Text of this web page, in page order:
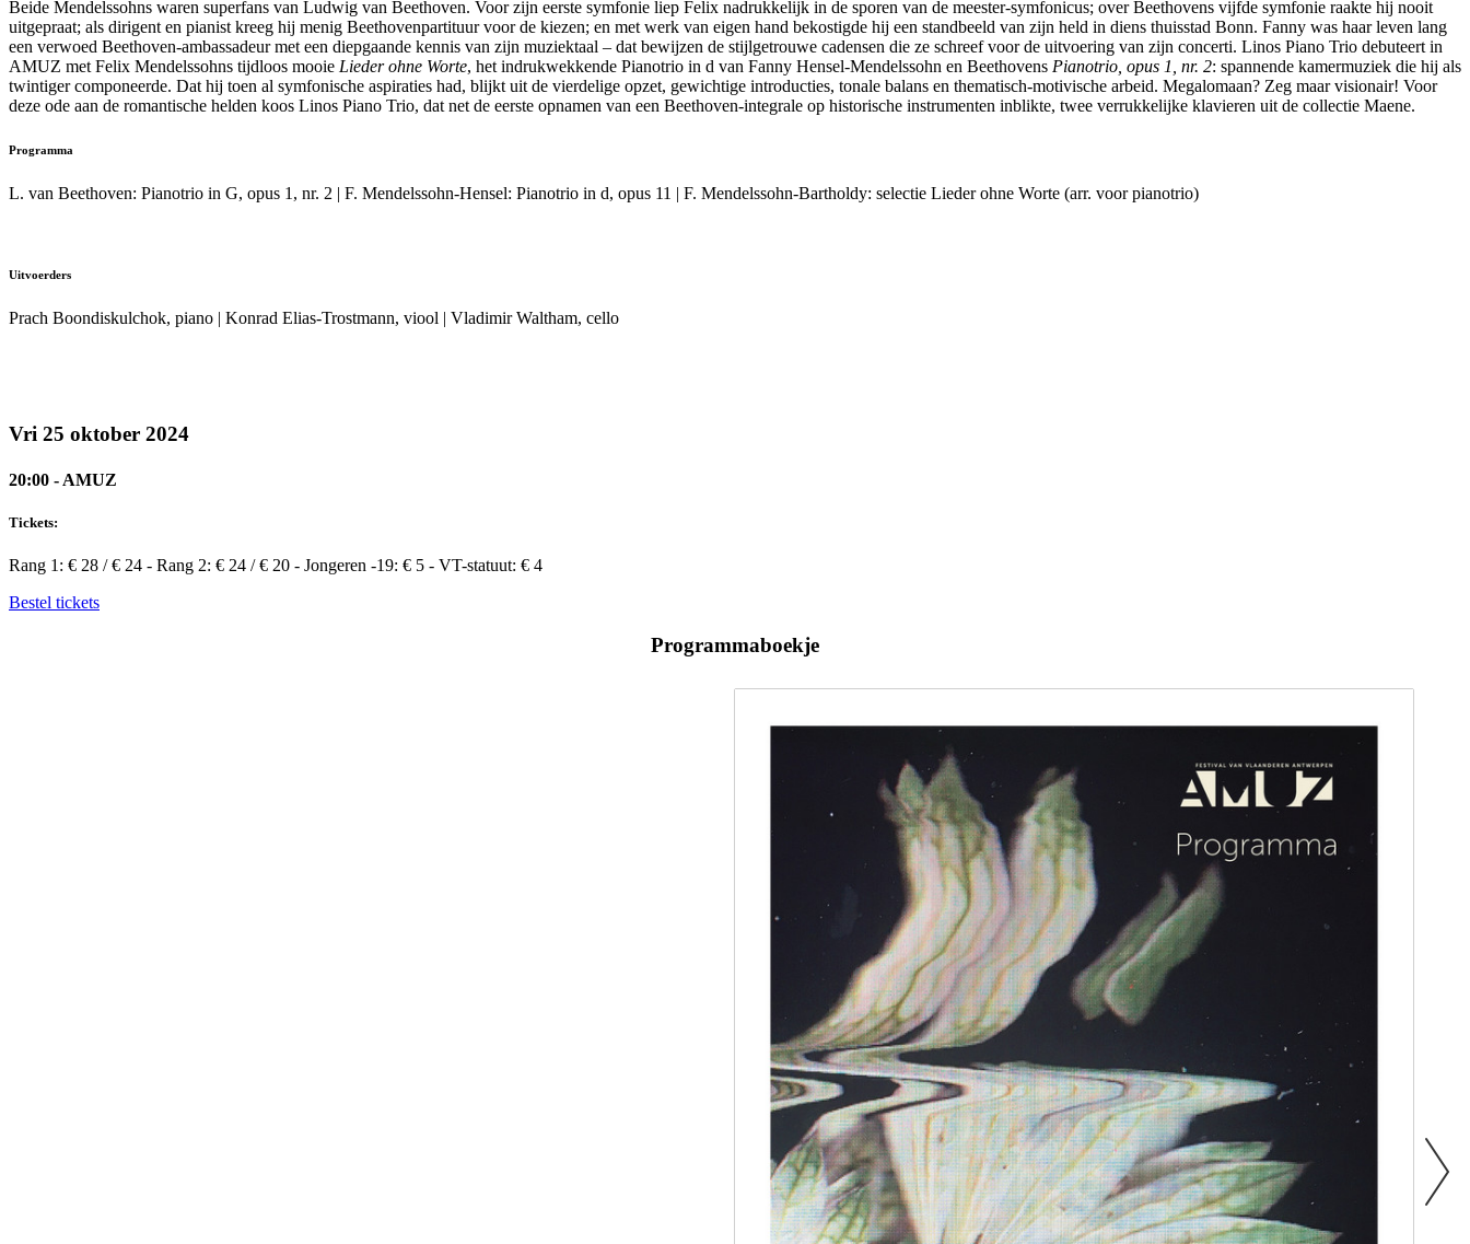
Beide Mendelssohns waren superfans van Ludwig van Beethoven. Voor zijn eerste symfonie liep Felix nadrukkelijk in de sporen van de meester-symfonicus; over Beethovens vijfde symfonie raakte hij nooit
uitgepraat; als dirigent en pianist kreeg hij menig Beethovenpartituur voor de kiezen; en met werk van eigen hand bekostigde hij een standbeeld van zijn held in diens thuisstad Bonn. Fanny was haar leven lang
een verwoed Beethoven-ambassadeur met een diepgaande kennis van zijn muziektaal – dat bewijzen de stijlgetrouwe cadensen die ze schreef voor de uitvoering van zijn concerti. Linos Piano Trio debuteert in
AMUZ met Felix Mendelssohns tijdloos mooie Lieder ohne Worte, het indrukwekkende Pianotrio in d van Fanny Hensel-Mendelssohn en Beethovens Pianotrio, opus 1, nr. 2: spannende kamermuziek die hij als
twintiger componeerde. Dat hij toen al symfonische aspiraties had, blijkt uit de vierdelige opzet, gewichtige introducties, tonale balans en thematisch-motivische arbeid. Megalomaan? Zeg maar visionair! Voor
deze ode aan de romantische helden koos Linos Piano Trio, dat net de eerste opnamen van een Beethoven-integrale op historische instrumenten inblikte, twee verrukkelijke klavieren uit de collectie Maene.
Programma
L. van Beethoven: Pianotrio in G, opus 1, nr. 2 | F. Mendelssohn-Hensel: Pianotrio in d, opus 11 | F. Mendelssohn-Bartholdy: selectie Lieder ohne Worte (arr. voor pianotrio)
Uitvoerders
Prach Boondiskulchok, piano | Konrad Elias-Trostmann, viool | Vladimir Waltham, cello
Vri 25 oktober 2024
20:00 - AMUZ
Tickets:
Rang 1: € 28 / € 24 - Rang 2: € 24 / € 20 - Jongeren -19: € 5 - VT-statuut: € 4
Bestel tickets
Programmaboekje